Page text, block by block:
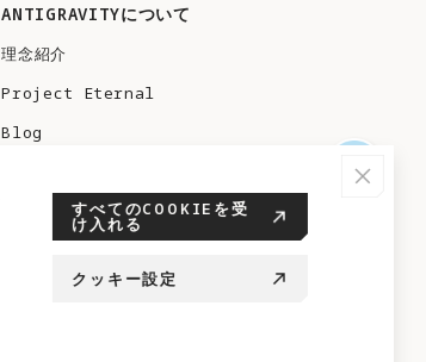
ANTIGRAVITYについて
理念紹介
Project Eternal
Blog
テスト飛行すべてのCOOKIEを受
け入れる
クッキー設定